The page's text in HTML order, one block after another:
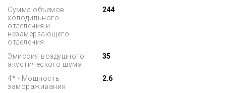
Сумма объемов
холодильного
отделения и
незамерзающего
отделения
244
Эмиссия воздушного
акустического шума
35
4* - Мощность
замораживания
2.6